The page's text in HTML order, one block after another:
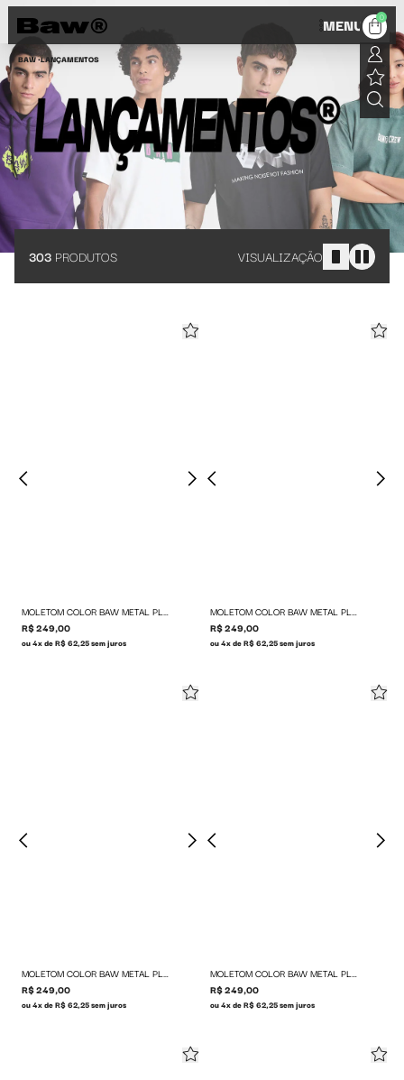
MENU 0
Lançamentos Baw: streetwear cheio de atitude e estilo
BAW •LANÇAMENTOS
303 PRODUTOS VISUALIZAÇÃO
MOLETOM COLOR BAW METAL PLATE
R$ 249,00
ou 4x de R$ 62,25 sem juros
MOLETOM COLOR BAW METAL PLATE
R$ 249,00
ou 4x de R$ 62,25 sem juros
MOLETOM COLOR BAW METAL PLATE
R$ 249,00
ou 4x de R$ 62,25 sem juros
MOLETOM COLOR BAW METAL PLATE
R$ 249,00
ou 4x de R$ 62,25 sem juros